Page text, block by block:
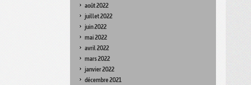
août 2022
juillet 2022
juin 2022
mai 2022
avril 2022
mars 2022
janvier 2022
décembre 2021